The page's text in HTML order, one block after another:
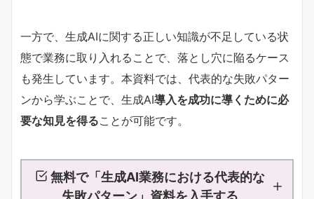
一方で、生成AIに関する正しい知識が不足している状
態で業務に取り入れることで、落とし穴に陥るケース
も発生しています。本資料では、代表的な失敗パター
ンから学ぶことで、生成AI導入を成功に導くために必
要な知見を得ることが可能です。
無料で「生成AI業務における代表的な
失敗パターン」資料を入手する